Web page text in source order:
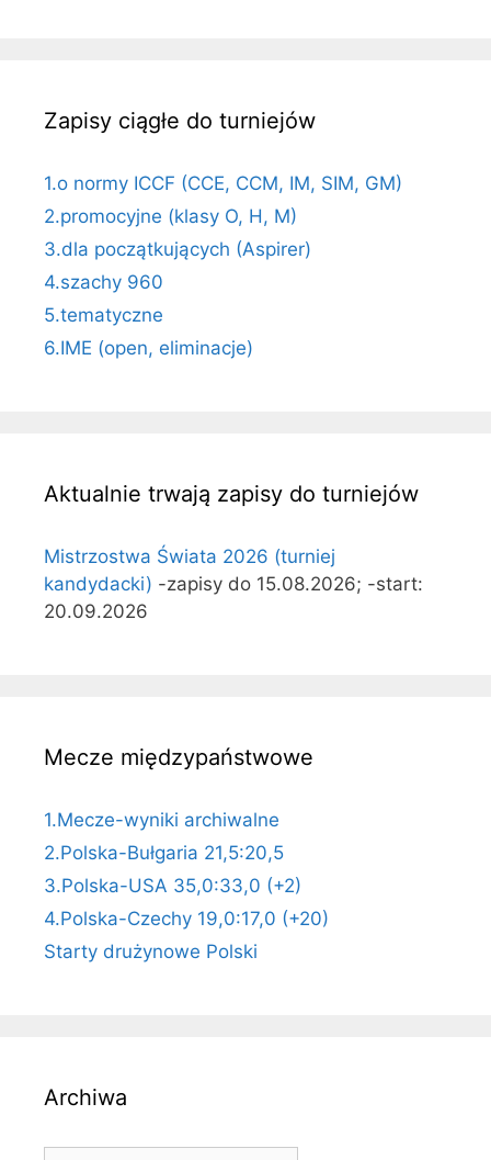
Zapisy ciągłe do turniejów
1.o normy ICCF (CCE, CCM, IM, SIM, GM)
2.promocyjne (klasy O, H, M)
3.dla początkujących (Aspirer)
4.szachy 960
5.tematyczne
6.IME (open, eliminacje)
Aktualnie trwają zapisy do turniejów
Mistrzostwa Świata 2026 (turniej
kandydacki) -zapisy do 15.08.2026; -start:
20.09.2026
Mecze międzypaństwowe
1.Mecze-wyniki archiwalne
2.Polska-Bułgaria 21,5:20,5
3.Polska-USA 35,0:33,0 (+2)
4.Polska-Czechy 19,0:17,0 (+20)
Starty drużynowe Polski
Archiwa